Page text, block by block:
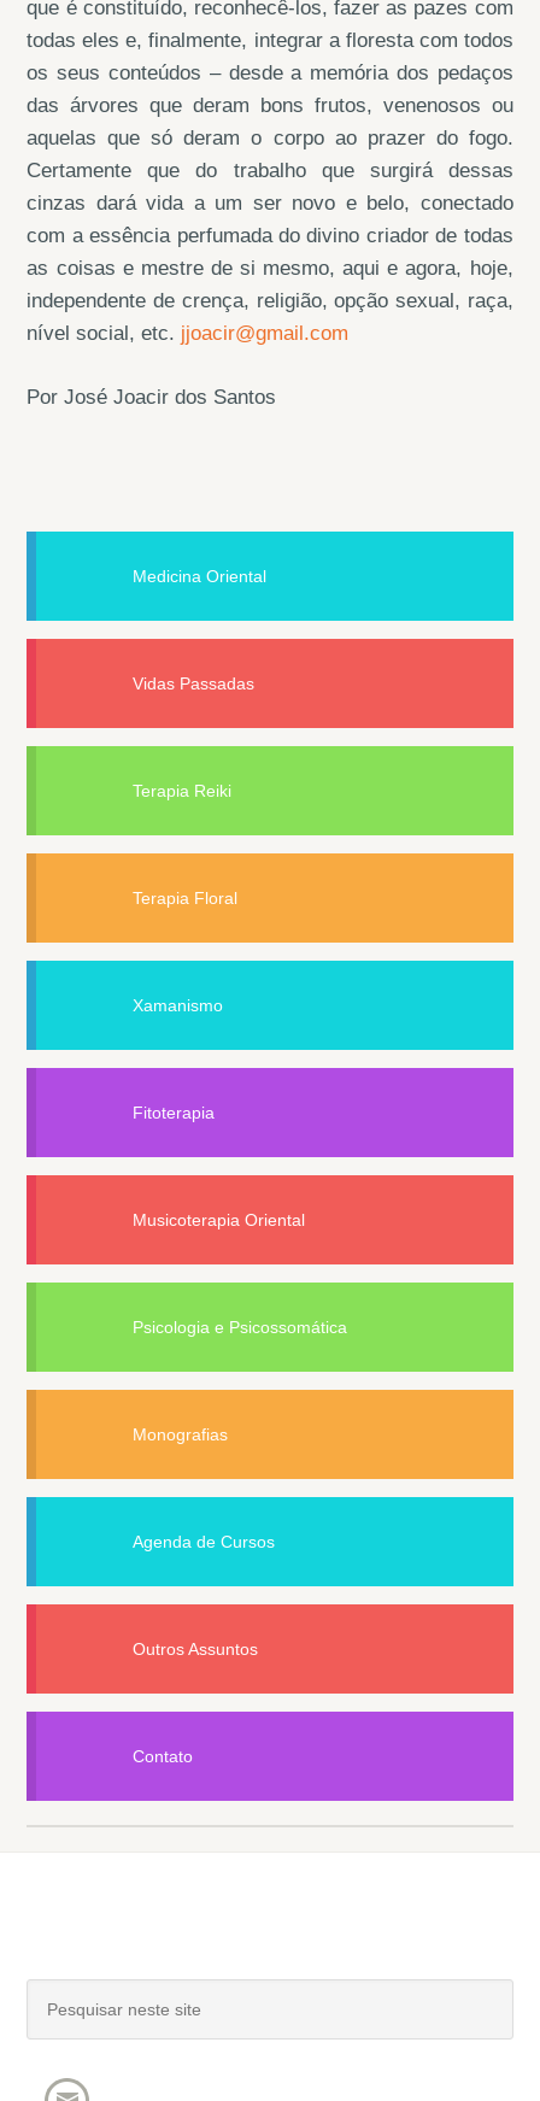
que é constituído, reconhecê-los, fazer as pazes com
todas eles e, finalmente, integrar a floresta com todos
os seus conteúdos – desde a memória dos pedaços
das árvores que deram bons frutos, venenosos ou
aquelas que só deram o corpo ao prazer do fogo.
Certamente que do trabalho que surgirá dessas
cinzas dará vida a um ser novo e belo, conectado
com a essência perfumada do divino criador de todas
as coisas e mestre de si mesmo, aqui e agora, hoje,
independente de crença, religião, opção sexual, raça,
nível social, etc. jjoacir@gmail.com
Por José Joacir dos Santos
Medicina Oriental
Vidas Passadas
Terapia Reiki
Terapia Floral
Xamanismo
Fitoterapia
Musicoterapia Oriental
Psicologia e Psicossomática
Monografias
Agenda de Cursos
Outros Assuntos
Contato